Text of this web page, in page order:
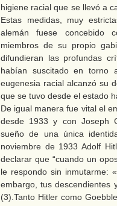
higiene racial que se llevó a
Estas medidas, muy
alemán fuese concebido
miembros de su propio
difundieran las profundas
habían suscitado en torno
eugenesia racial alcanzó su
que se tuvo desde el estado
De igual manera fue vital el
desde 1933 y con Joseph
sueño de una única
noviembre de 1933 Adolf
declarar que “cuando un
le respondo sin inmutarme:
embargo, tus descendientes
(3).Tanto Hitler como